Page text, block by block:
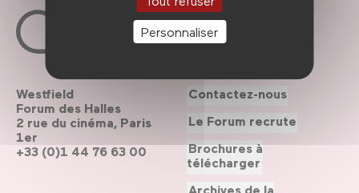
Personnaliser
Westfield
Forum des Halles
2 rue du cinéma, Paris
1er
+33 (0)1 44 76 63 00
Contactez-nous
Le Forum recrute
Brochures à
télécharger
Archives de la